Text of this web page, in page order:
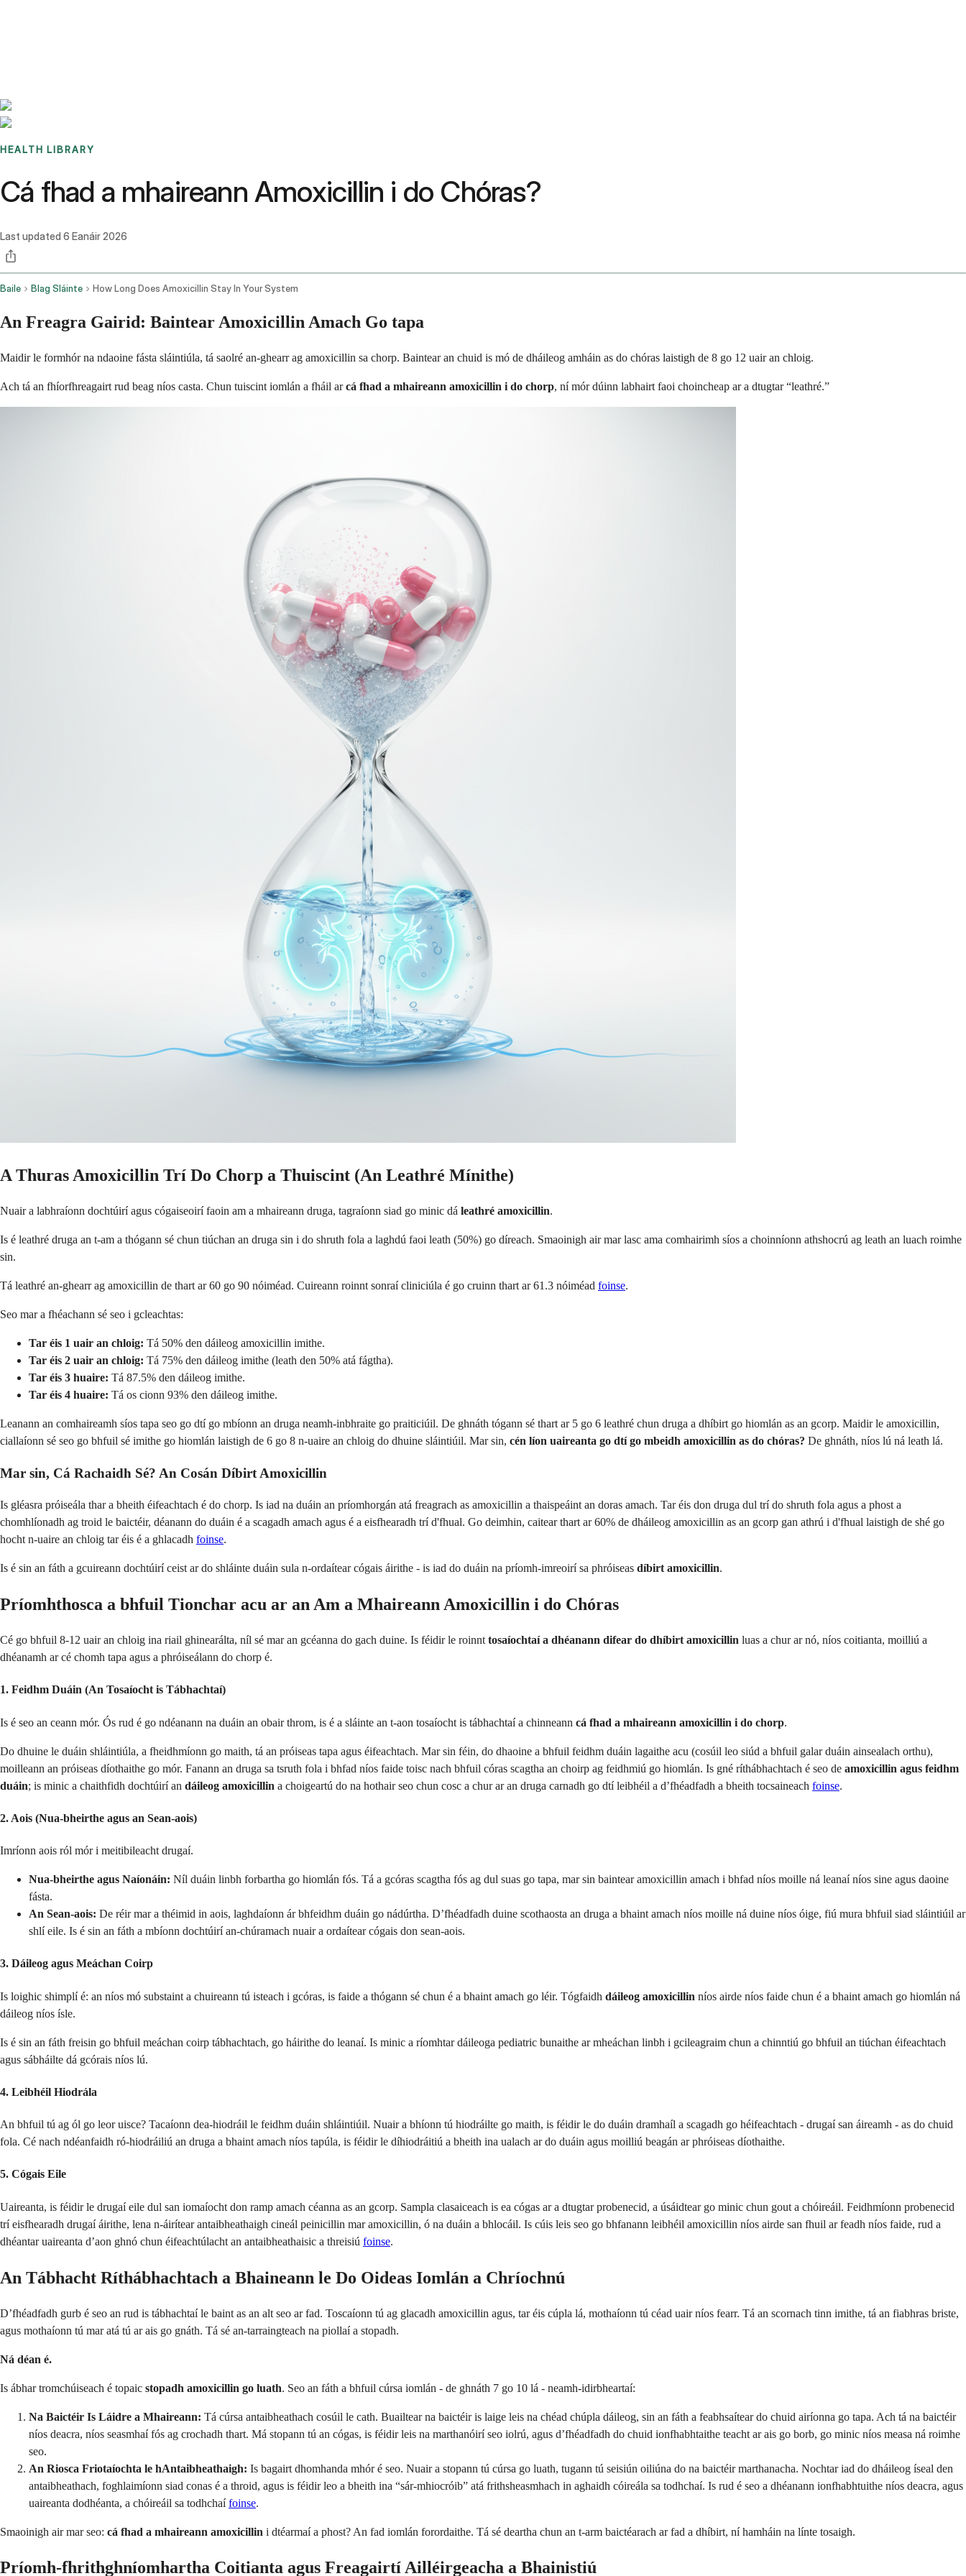
HEALTH LIBRARY
Cá fhad a mhaireann Amoxicillin i do Chóras?
Last updated 6 Eanáir 2026
Baile Blag Sláinte How Long Does Amoxicillin Stay In Your System
An Freagra Gairid: Baintear Amoxicillin Amach Go tapa
Maidir le formhór na ndaoine fásta sláintiúla, tá saolré an-ghearr ag amoxicillin sa chorp. Baintear an chuid is mó de dháileog amháin as do chóras laistigh de 8 go 12 uair an chloig.
Ach tá an fhíorfhreagairt rud beag níos casta. Chun tuiscint iomlán a fháil arcá fhad a mhaireann amoxicillin i do chorp, ní mór dúinn labhairt faoi choincheap ar a dtugtar “leathré.”
A Thuras Amoxicillin Trí Do Chorp a Thuiscint (An Leathré Mínithe)
Nuair a labhraíonn dochtúirí agus cógaiseoirí faoin am a mhaireann druga, tagraíonn siad go minic dá leathré amoxicillin.
Is é leathré druga an t-am a thógann sé chun tiúchan an druga sin i do shruth fola a laghdú faoi leath (50%) go díreach. Smaoinigh air mar lasc ama comhairimh síos a choinníonn athshocrú ag leath an luach roimhe
sin.
Tá leathré an-ghearr ag amoxicillin de thart ar 60 go 90 nóiméad. Cuireann roinnt sonraí cliniciúla é go cruinn thart ar 61.3 nóiméad foinse.
Seo mar a fhéachann sé seo i gcleachtas:
Tar éis 1 uair an chloig: Tá 50% den dáileog amoxicillin imithe.
Tar éis 2 uair an chloig: Tá 75% den dáileog imithe (leath den 50% atá fágtha).
Tar éis 3 huaire: Tá 87.5% den dáileog imithe.
Tar éis 4 huaire: Tá os cionn 93% den dáileog imithe.
Leanann an comhaireamh síos tapa seo go dtí go mbíonn an druga neamh-inbhraite go praiticiúil. De ghnáth tógann sé thart ar 5 go 6 leathré chun druga a dhíbirt go hiomlán as an gcorp. Maidir le amoxicillin,
ciallaíonn sé seo go bhfuil sé imithe go hiomlán laistigh de 6 go 8 n-uaire an chloig do dhuine sláintiúil. Mar sin, cén líon uaireanta go dtí go mbeidh amoxicillin as do chóras? De ghnáth, níos lú ná leath lá.
Mar sin, Cá Rachaidh Sé? An Cosán Díbirt Amoxicillin
Is gléasra próiseála thar a bheith éifeachtach é do chorp. Is iad na duáin an príomhorgán atá freagrach as amoxicillin a thaispeáint an doras amach. Tar éis don druga dul trí do shruth fola agus a phost a
chomhlíonadh ag troid le baictéir, déanann do duáin é a scagadh amach agus é a eisfhearadh trí d'fhual. Go deimhin, caitear thart ar 60% de dháileog amoxicillin as an gcorp gan athrú i d'fhual laistigh de shé go
hocht n-uaire an chloig tar éis é a ghlacadh foinse.
Is é sin an fáth a gcuireann dochtúirí ceist ar do shláinte duáin sula n-ordaítear cógais áirithe - is iad do duáin na príomh-imreoirí sa phróiseas díbirt amoxicillin.
Príomhthosca a bhfuil Tionchar acu ar an Am a Mhaireann Amoxicillin i do Chóras
Cé go bhfuil 8-12 uair an chloig ina riail ghinearálta, níl sé mar an gcéanna do gach duine. Is féidir le roinnt tosaíochtaí a dhéanann difear do dhíbirt amoxicillin luas a chur ar nó, níos coitianta, moilliú a
dhéanamh ar cé chomh tapa agus a phróiseálann do chorp é.
1. Feidhm Duáin (An Tosaíocht is Tábhachtaí)
Is é seo an ceann mór. Ós rud é go ndéanann na duáin an obair throm, is é a sláinte an t-aon tosaíocht is tábhachtaí a chinneann cá fhad a mhaireann amoxicillin i do chorp.
Do dhuine le duáin shláintiúla, a fheidhmíonn go maith, tá an próiseas tapa agus éifeachtach. Mar sin féin, do dhaoine a bhfuil feidhm duáin lagaithe acu (cosúil leo siúd a bhfuil galar duáin ainsealach orthu),
moilleann an próiseas díothaithe go mór. Fanann an druga sa tsruth fola i bhfad níos faide toisc nach bhfuil córas scagtha an choirp ag feidhmiú go hiomlán. Is gné ríthábhachtach é seo de amoxicillin agus feidhm
duáin; is minic a chaithfidh dochtúirí an dáileog amoxicillin a choigeartú do na hothair seo chun cosc a chur ar an druga carnadh go dtí leibhéil a d’fhéadfadh a bheith tocsaineach foinse.
2. Aois (Nua-bheirthe agus an Sean-aois)
Imríonn aois ról mór i meitibileacht drugaí.
Nua-bheirthe agus Naíonáin: Níl duáin linbh forbartha go hiomlán fós. Tá a gcóras scagtha fós ag dul suas go tapa, mar sin baintear amoxicillin amach i bhfad níos moille ná leanaí níos sine agus daoine
fásta.
An Sean-aois: De réir mar a théimid in aois, laghdaíonn ár bhfeidhm duáin go nádúrtha. D’fhéadfadh duine scothaosta an druga a bhaint amach níos moille ná duine níos óige, fiú mura bhfuil siad sláintiúil ar
shlí eile. Is é sin an fáth a mbíonn dochtúirí an-chúramach nuair a ordaítear cógais don sean-aois.
3. Dáileog agus Meáchan Coirp
Is loighic shimplí é: an níos mó substaint a chuireann tú isteach i gcóras, is faide a thógann sé chun é a bhaint amach go léir. Tógfaidh dáileog amoxicillin níos airde níos faide chun é a bhaint amach go hiomlán ná
dáileog níos ísle.
Is é sin an fáth freisin go bhfuil meáchan coirp tábhachtach, go háirithe do leanaí. Is minic a ríomhtar dáileoga pediatric bunaithe ar mheáchan linbh i gcileagraim chun a chinntiú go bhfuil an tiúchan éifeachtach
agus sábháilte dá gcórais níos lú.
4. Leibhéil Hiodrála
An bhfuil tú ag ól go leor uisce? Tacaíonn dea-hiodráil le feidhm duáin shláintiúil. Nuair a bhíonn tú hiodráilte go maith, is féidir le do duáin dramhaíl a scagadh go héifeachtach - drugaí san áireamh - as do chuid
fola. Cé nach ndéanfaidh ró-hiodráiliú an druga a bhaint amach níos tapúla, is féidir le díhiodráitiú a bheith ina ualach ar do duáin agus moilliú beagán ar phróiseas díothaithe.
5. Cógais Eile
Uaireanta, is féidir le drugaí eile dul san iomaíocht don ramp amach céanna as an gcorp. Sampla clasaiceach is ea cógas ar a dtugtar probenecid, a úsáidtear go minic chun gout a chóireáil. Feidhmíonn probenecid
trí eisfhearadh drugaí áirithe, lena n-áirítear antaibheathaigh cineál peinicillin mar amoxicillin, ó na duáin a bhlocáil. Is cúis leis seo go bhfanann leibhéil amoxicillin níos airde san fhuil ar feadh níos faide, rud a
dhéantar uaireanta d’aon ghnó chun éifeachtúlacht an antaibheathaisic a threisiú foinse.
An Tábhacht Ríthábhachtach a Bhaineann le Do Oideas Iomlán a Chríochnú
D’fhéadfadh gurb é seo an rud is tábhachtaí le baint as an alt seo ar fad. Toscaíonn tú ag glacadh amoxicillin agus, tar éis cúpla lá, mothaíonn tú céad uair níos fearr. Tá an scornach tinn imithe, tá an fiabhras briste,
agus mothaíonn tú mar atá tú ar ais go gnáth. Tá sé an-tarraingteach na piollaí a stopadh.
Ná déan é.
Is ábhar tromchúiseach é topaic stopadh amoxicillin go luath. Seo an fáth a bhfuil cúrsa iomlán - de ghnáth 7 go 10 lá - neamh-idirbheartaí:
Na Baictéir Is Láidre a Mhaireann: Tá cúrsa antaibheathach cosúil le cath. Buailtear na baictéir is laige leis na chéad chúpla dáileog, sin an fáth a feabhsaítear do chuid airíonna go tapa. Ach tá na baictéir
níos deacra, níos seasmhaí fós ag crochadh thart. Má stopann tú an cógas, is féidir leis na marthanóirí seo iolrú, agus d’fhéadfadh do chuid ionfhabhtaithe teacht ar ais go borb, go minic níos measa ná roimhe
seo.
An Riosca Friotaíochta le hAntaibheathaigh: Is bagairt dhomhanda mhór é seo. Nuair a stopann tú cúrsa go luath, tugann tú seisiún oiliúna do na baictéir marthanacha. Nochtar iad do dháileog íseal den
antaibheathach, foghlaimíonn siad conas é a throid, agus is féidir leo a bheith ina “sár-mhiocróib” atá frithsheasmhach in aghaidh cóireála sa todhchaí. Is rud é seo a dhéanann ionfhabhtuithe níos deacra, agus
uaireanta dodhéanta, a chóireáil sa todhchaífoinse.
Smaoinigh air mar seo: cá fhad a mhaireann amoxicillin i dtéarmaí a phost? An fad iomlán forordaithe. Tá sé deartha chun an t-arm baictéarach ar fad a dhíbirt, ní hamháin na línte tosaigh.
Príomh-fhrithghníomhartha Coitianta agus Freagairtí Ailléirgeacha a Bhainistiú